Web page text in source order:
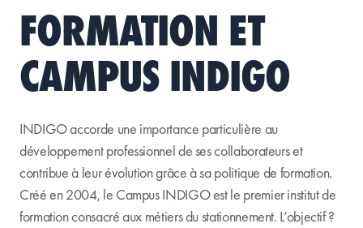
FORMATION ET
CAMPUS INDIGO
INDIGO accorde une importance particulière au
développement professionnel de ses collaborateurs et
contribue à leur évolution grâce à sa politique de formation.
Créé en 2004, le Campus INDIGO est le premier institut de
formation consacré aux métiers du stationnement. L’objectif ?